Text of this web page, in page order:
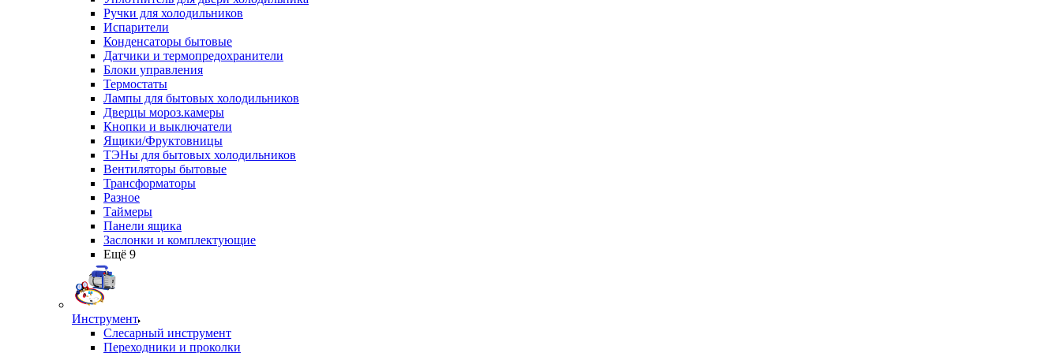
Ручки для холодильников
Испарители
Конденсаторы бытовые
Датчики и термопредохранители
Блоки управления
Термостаты
Лампы для бытовых холодильников
Дверцы мороз.камеры
Кнопки и выключатели
Ящики/Фруктовницы
ТЭНы для бытовых холодильников
Вентиляторы бытовые
Трансформаторы
Разное
Таймеры
Панели ящика
Заслонки и комплектующие
Ещё 9
Инструмент
Слесарный инструмент
Переходники и проколки